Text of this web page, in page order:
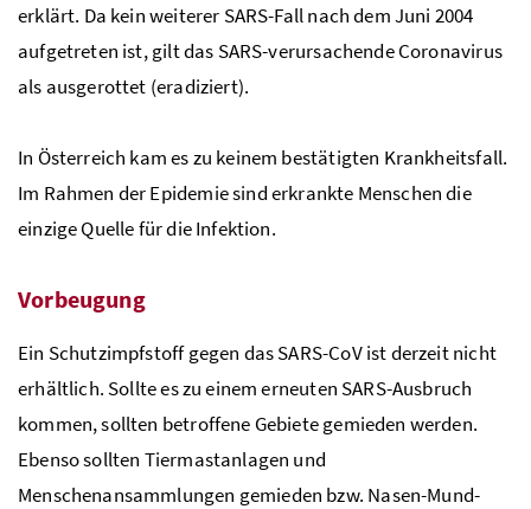
erklärt. Da kein weiterer SARS-Fall nach dem Juni 2004
aufgetreten ist, gilt das SARS-verursachende Coronavirus
als ausgerottet (eradiziert).
In Österreich kam es zu keinem bestätigten Krankheitsfall.
Im Rahmen der Epidemie sind erkrankte Menschen die
einzige Quelle für die Infektion.
Vorbeugung
Ein Schutzimpfstoff gegen dasSARS-CoVist derzeit nicht
erhältlich. Sollte es zu einem erneuten SARS-Ausbruch
kommen, sollten betroffene Gebiete gemieden werden.
Ebenso sollten Tiermastanlagen und
Menschenansammlungen gemieden bzw. Nasen-Mund-